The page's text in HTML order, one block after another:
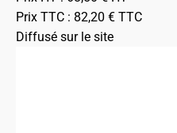
Prix TTC : 82,20 € TTC
Diffusé sur le site